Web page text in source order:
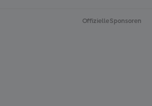
Offizielle Sponsoren